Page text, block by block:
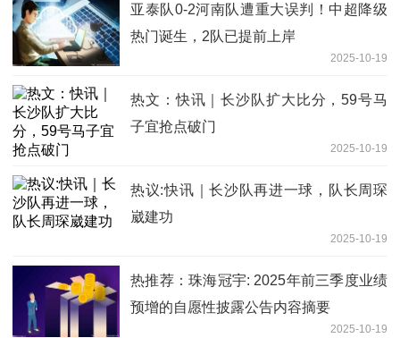
亚泰队0-2河南队遭重大误判！中超降级
热门诞生，2队已提前上岸
2025-10-19
热文：快讯｜长沙队扩大比分，59号马
子宜抢点破门
2025-10-19
热议:快讯｜长沙队再进一球，队长周琛
崴建功
2025-10-19
热推荐：珠海冠宇: 2025年前三季度业绩
预增的自愿性披露公告内容摘要
2025-10-19